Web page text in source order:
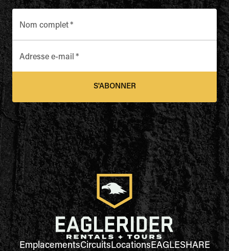
Nom complet*
Adresse e-mail *
S'ABONNER
EmplacementsCircuitsLocationsEAGLESHARE